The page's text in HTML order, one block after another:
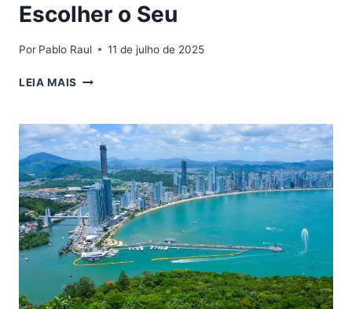
Escolher o Seu
Por Pablo Raul 11 de julho de 2025
LEIA MAIS MELHORES
2025:
O
GUIA
COMPLETO
PARA
ESCOLHER
O
SEU